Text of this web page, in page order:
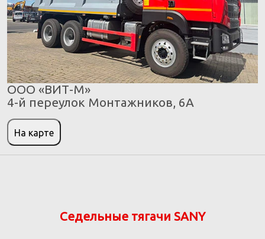
ООО «ВИТ-М»
4-й переулок Монтажников, 6А
На карте
Седельные тягачи SANY